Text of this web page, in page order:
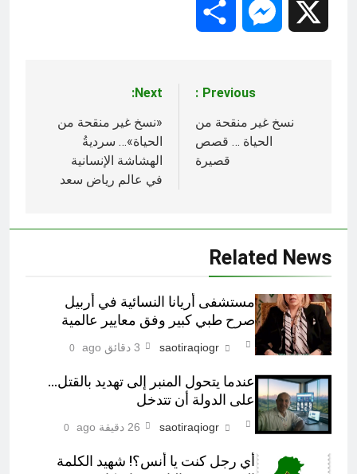
Messenger
المقالات
Previous:
نسخ غير منقحة من
الحياة … قصص
قصيرة
Next:
«نسخ غير منقحة من
الحياة»… سرديةُ
الهشاشة الإنسانية
في عالم رياض سعد
Related News
مستشفى أريانا النسائية في أربيل
صرح طبي کبير وفق معايير عالمية
saotiraqiogr 3 دقائق ago 0
عندما يتحول المنبر إلى تهديد بالقتل…
على الدولة أن تتدخل
saotiraqiogr 26 دقيقة ago 0
أي رجل كنت يا أنس؟! شهيد الكلمة